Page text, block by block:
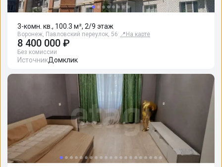
3-комн. кв., 100.3 м², 2/9 этаж
Воронеж, Павловский переулок, 56 📍 На карте
8 400 000 ₽
Без комиссии
ИсточникДомклик